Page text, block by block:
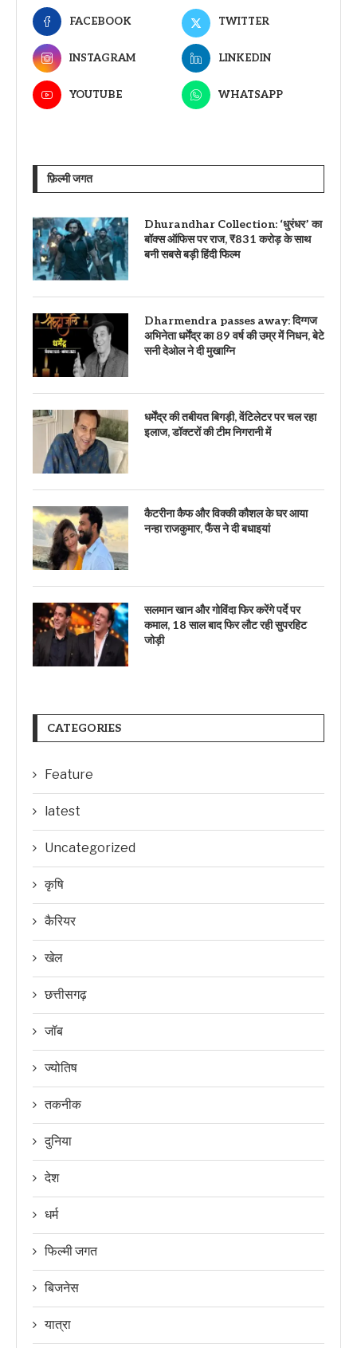
FACEBOOK TWITTER
INSTAGRAM LINKEDIN
YOUTUBE WHATSAPP
फ़िल्मी जगत
Dhurandhar Collection: ‘धुरंधर’ का
बॉक्स ऑफिस पर राज, ₹831 करोड़ के साथ
बनी सबसे बड़ी हिंदी फिल्म
Dharmendra passes away: दिग्गज
अभिनेता धर्मेंद्र का 89 वर्ष की उम्र में निधन, बेटे
सनी देओल ने दी मुखाग्नि
धर्मेंद्र की तबीयत बिगड़ी, वेंटिलेटर पर चल रहा
इलाज, डॉक्टरों की टीम निगरानी में
कैटरीना कैफ और विक्की कौशल के घर आया
नन्हा राजकुमार, फैंस ने दी बधाइयां
सलमान खान और गोविंदा फिर करेंगे पर्दे पर
कमाल, 18 साल बाद फिर लौट रही सुपरहिट
जोड़ी
CATEGORIES
Feature
latest
Uncategorized
कृषि
कैरियर
खेल
छत्तीसगढ़
जॉब
ज्योतिष
तकनीक
दुनिया
देश
धर्म
फिल्मी जगत
बिजनेस
यात्रा